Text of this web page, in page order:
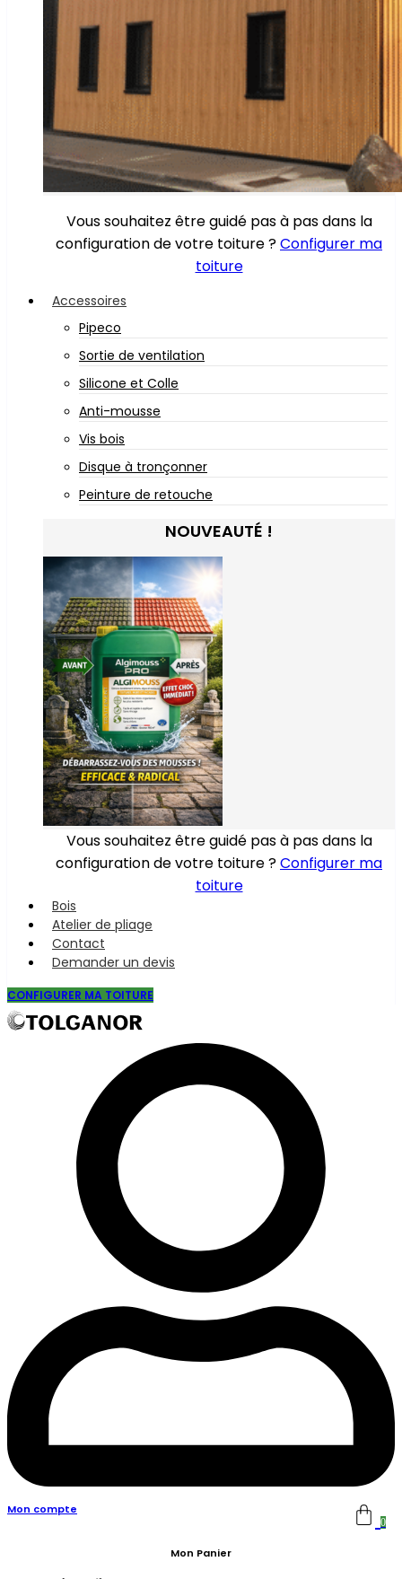
Vous souhaitez être guidé pas à pas dans la
configuration de votre toiture ?Configurer ma
toiture
Accessoires
Pipeco
Sortie de ventilation
Silicone et Colle
Anti-mousse
Vis bois
Disque à tronçonner
Peinture de retouche
NOUVEAUTÉ !
Vous souhaitez être guidé pas à pas dans la
configuration de votre toiture ?Configurer ma
toiture
Bois
Atelier de pliage
Contact
Demander un devis
CONFIGURER MA TOITURE
Mon compte
0
Mon Panier